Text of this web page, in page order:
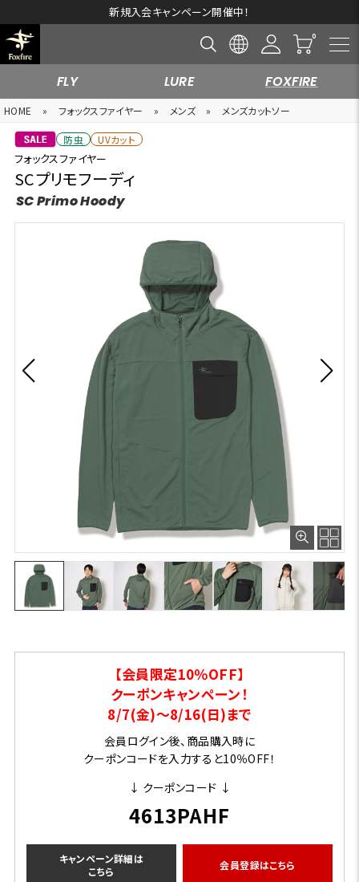
新規入会キャンペーン開催中！
FLY LURE FOXFIRE
HOME » フォックスファイヤー » メンズ » メンズカットソー
防虫 UVカット
フォックスファイヤー
SCプリモフーディ
SC Primo Hoody
【会員限定10％OFF】
クーポンキャンペーン！
8/7(金)～8/16(日)まで
会員ログイン後、商品購入時に
クーポンコードを入力すると10％OFF！
↓ クーポンコード ↓
4613PAHF
キャンペーン詳細は
こちら
会員登録はこちら